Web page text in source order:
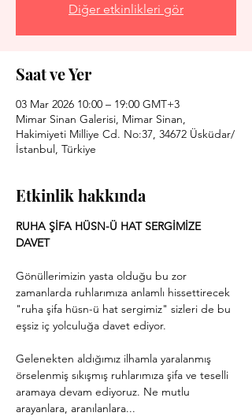
Diğer etkinlikleri gör
Saat ve Yer
03 Mar 2026 10:00 – 19:00 GMT+3
Mimar Sinan Galerisi, Mimar Sinan,
Hakimiyeti Milliye Cd. No:37, 34672 Üsküdar/
İstanbul, Türkiye
Etkinlik hakkında
RUHA ŞİFA HÜSN-Ü HAT SERGİMİZE
DAVET
Gönüllerimizin yasta olduğu bu zor
zamanlarda ruhlarımıza anlamlı hissettirecek
"ruha şifa hüsn-ü hat sergimiz" sizleri de bu
eşsiz iç yolculuğa davet ediyor.
Gelenekten aldığımız ilhamla yaralanmış
örselenmiş sıkışmış ruhlarımıza şifa ve teselli
aramaya devam ediyoruz. Ne mutlu
arayanlara, aranılanlara...